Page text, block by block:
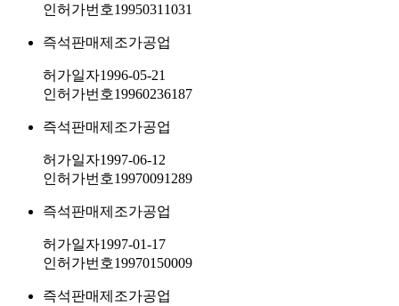
인허가번호19950311031
즉석판매제조가공업
허가일자1996-05-21
인허가번호19960236187
즉석판매제조가공업
허가일자1997-06-12
인허가번호19970091289
즉석판매제조가공업
허가일자1997-01-17
인허가번호19970150009
즉석판매제조가공업